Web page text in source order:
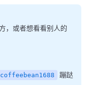
，或者想看看别人的
coffeebean1688
蹦跶